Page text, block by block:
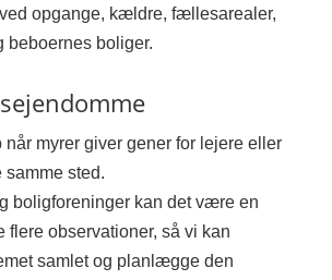
opgange, kældre, fællesarealer,
beboernes boliger.
myrer giver gener for lejere eller
sted.
boligforeninger kan det være en
flere observationer, så vi kan
samlet og planlægge den